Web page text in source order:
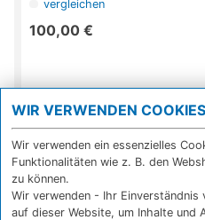
vergleichen
100,00 €
Toner Brother TN-
WIR VERWENDEN COOKIES
Wir verwenden ein essenzielles
Funktionalitäten wie z. B. den
zu können.
Wir verwenden - Ihr
auf dieser Website, um Inhalte und